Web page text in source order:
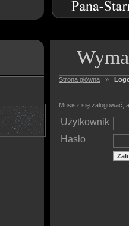
Strona główna »
Musisz się zalogować,
Użytkownik
Hasło